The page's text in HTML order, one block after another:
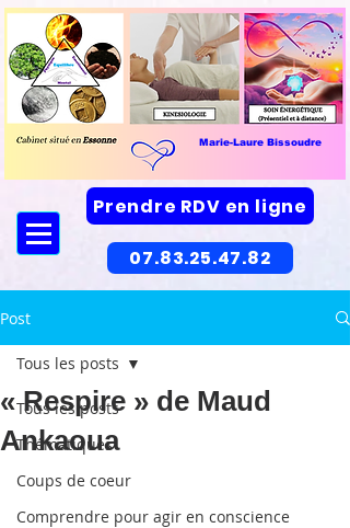
Marie-Laure Bissoudre
Prendre RDV en ligne
07.83.25.47.82
Post
Tous les posts
Thématiques
Coups de coeur
Comprendre pour agir en conscience
Tous les posts
« Respire » de Maud
Ankaoua